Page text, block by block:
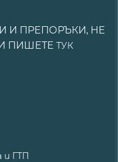
И ПРЕПОРЪКИ, НЕ
ПИШЕТЕ ТУК
и ГТП